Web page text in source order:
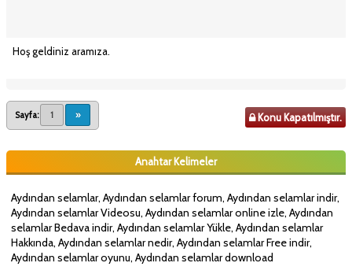
Hoş geldiniz aramıza.
Sayfa: 1 » Konu Kapatılmıştır.
Anahtar Kelimeler
Aydından selamlar, Aydından selamlar forum, Aydından selamlar indir,
Aydından selamlar Videosu, Aydından selamlar online izle, Aydından
selamlar Bedava indir, Aydından selamlar Yükle, Aydından selamlar
Hakkında, Aydından selamlar nedir, Aydından selamlar Free indir,
Aydından selamlar oyunu, Aydından selamlar download